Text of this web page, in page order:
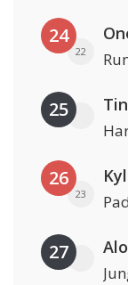
24
22
25
26
23
27